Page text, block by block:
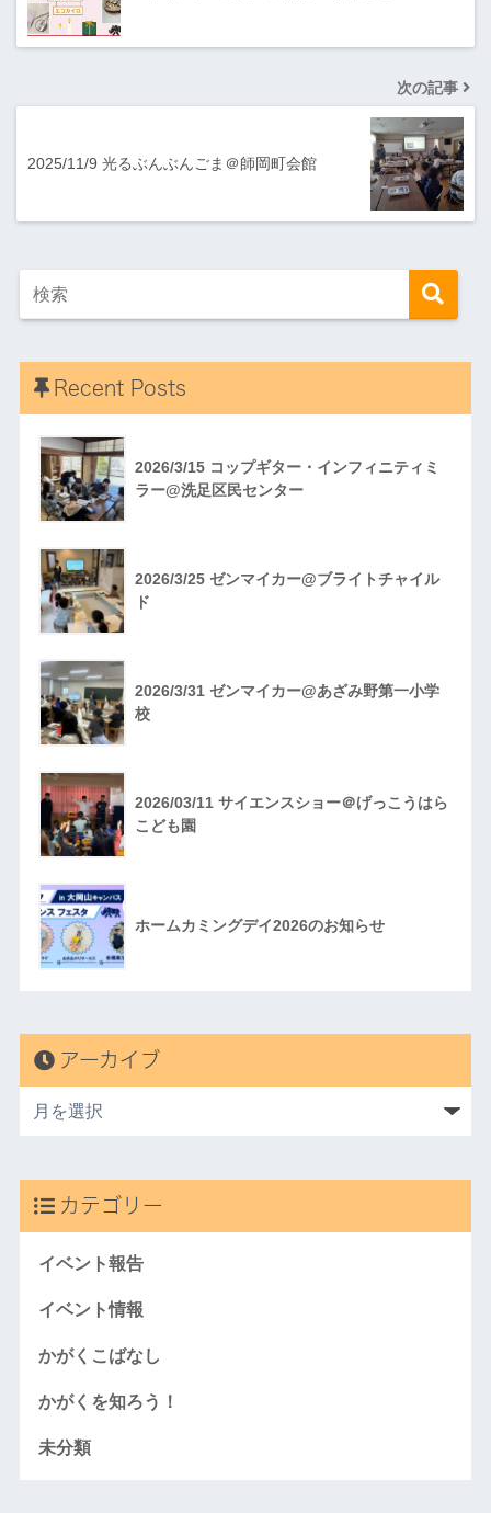
次の記事
2025/11/9 光るぶんぶんごま＠師岡町会館
Recent Posts
2026/3/15 コップギター・インフィニティミ
ラー@洗足区民センター
2026/3/25 ゼンマイカー@ブライトチャイル
ド
2026/3/31 ゼンマイカー@あざみ野第一小学
校
2026/03/11 サイエンスショー＠げっこうはら
こども園
ホームカミングデイ2026のお知らせ
アーカイブ
カテゴリー
イベント報告
イベント情報
かがくこばなし
かがくを知ろう！
未分類